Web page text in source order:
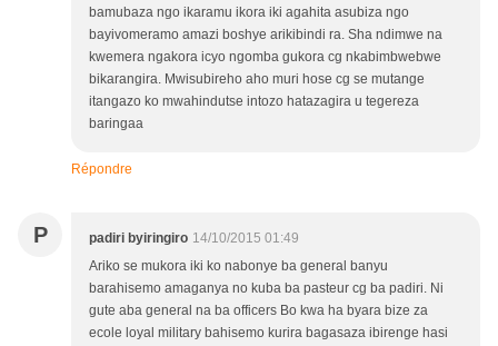
bamubaza ngo ikaramu ikora iki agahita asubiza ngo
bayivomeramo amazi boshye arikibindi ra. Sha ndimwe na
kwemera ngakora icyo ngomba gukora cg nkabimbwebwe
bikarangira. Mwisubireho aho muri hose cg se mutange
itangazo ko mwahindutse intozo hatazagira u tegereza
baringaa
Répondre
P padiri byiringiro 14/10/2015 01:49
Ariko se mukora iki ko nabonye ba general banyu
barahisemo amaganya no kuba ba pasteur cg ba padiri. Ni
gute aba general na ba officers Bo kwa ha byara bize za
ecole loyal military bahisemo kurira bagasaza ibirenge hasi